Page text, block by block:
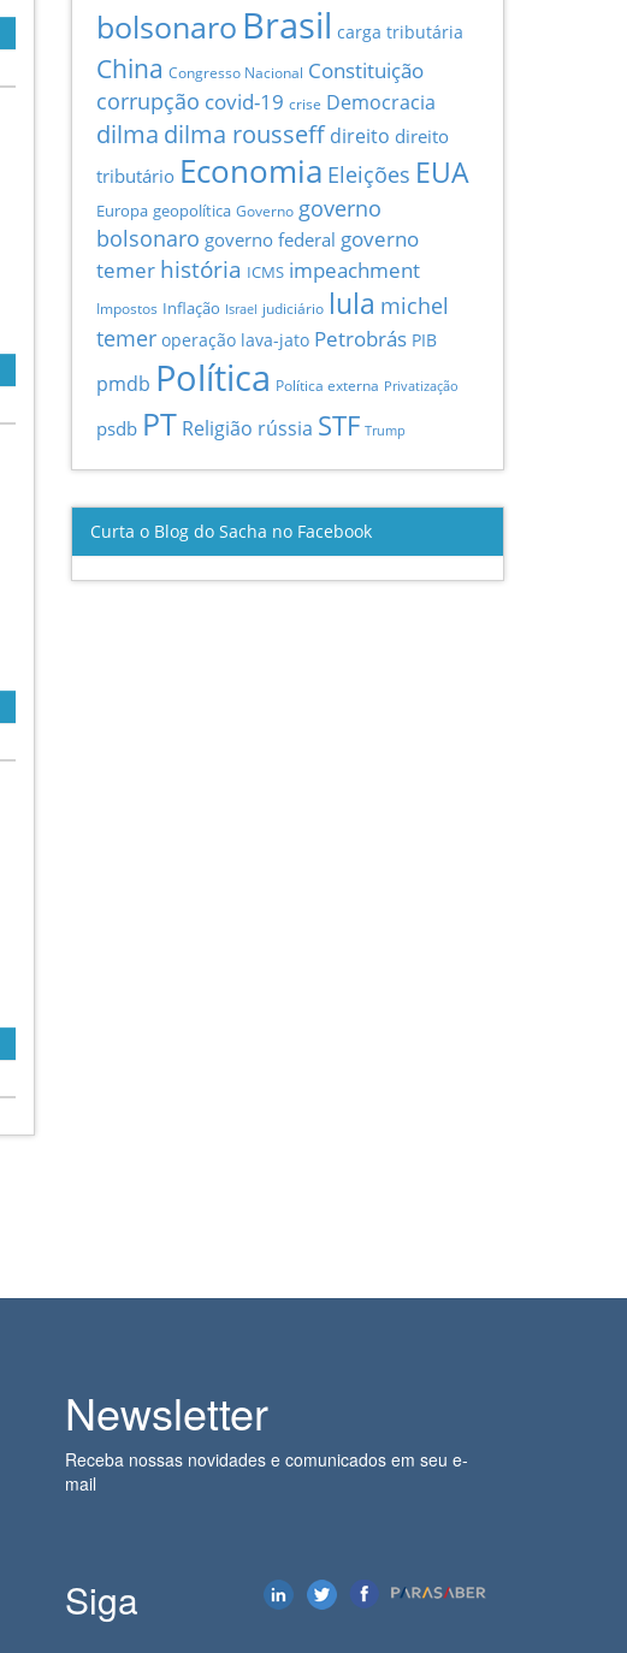
bolsonaro Brasil carga tributária
China Congresso Nacional Constituição
corrupção covid-19 crise Democracia
dilma dilma rousseff direito direito
tributário Economia Eleições EUA
Europa geopolítica Governo governo
bolsonaro governo federal governo
temer história ICMS impeachment
Impostos Inflação Israel judiciário lula michel
temer operação lava-jato Petrobrás PIB
pmdb Política Política externa Privatização
psdb PT Religião rússia STF Trump
Curta o Blog do Sacha no Facebook
Newsletter
Receba nossas novidades e comunicados em seu e-
mail
Siga